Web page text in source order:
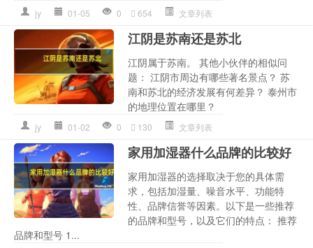
jy 01-05 0 654 文章列表
江阴是苏南还是苏北
江阴属于苏南。 其他小伙伴的相似问
题： 江阴市周边有哪些著名景点？ 苏
南和苏北的经济发展有何差异？ 泰州市
的地理位置在哪里？
jy 01-02 0 130 文章列表
家用加湿器什么品牌的比较好
家用加湿器的选择取决于您的具体需
求，包括加湿量、噪音水平、功能特
性、品牌信誉等因素。以下是一些推荐
的品牌和型号，以及它们的特点： 推荐
品牌和型号 1...